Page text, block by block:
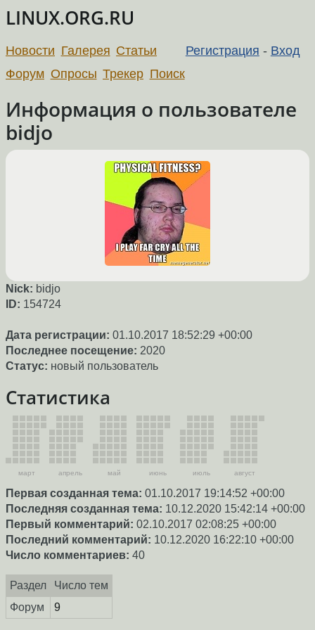
LINUX.ORG.RU
Регистрация - Вход
Новости Галерея Статьи
Форум Опросы Трекер Поиск
Информация о пользователе
bidjo
Nick: bidjo
ID: 154724
Дата регистрации: 01.10.2017 18:52:29 +00:00
Последнее посещение: 2020
Статус: новый пользователь
Статистика
март апрель май июнь июль август
Первая созданная тема: 01.10.2017 19:14:52 +00:00
Последняя созданная тема: 10.12.2020 15:42:14 +00:00
Первый комментарий: 02.10.2017 02:08:25 +00:00
Последний комментарий: 10.12.2020 16:22:10 +00:00
Число комментариев: 40
Раздел
Число тем
Форум
9